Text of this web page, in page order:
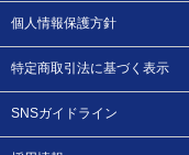
個人情報保護方針
特定商取引法に基づく表示
SNSガイドライン